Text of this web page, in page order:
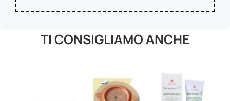
TI CONSIGLIAMO ANCHE